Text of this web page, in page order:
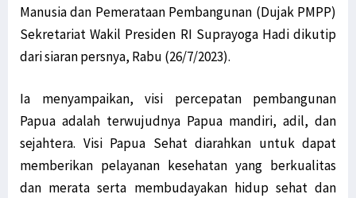
Manusia dan Pemerataan Pembangunan (Dujak PMPP)
Sekretariat Wakil Presiden RI Suprayoga Hadi dikutip
dari siaran persnya, Rabu (26/7/2023).
Ia menyampaikan, visi percepatan pembangunan
Papua adalah terwujudnya Papua mandiri, adil, dan
sejahtera. Visi Papua Sehat diarahkan untuk dapat
memberikan pelayanan kesehatan yang berkualitas
dan merata serta membudayakan hidup sehat dan